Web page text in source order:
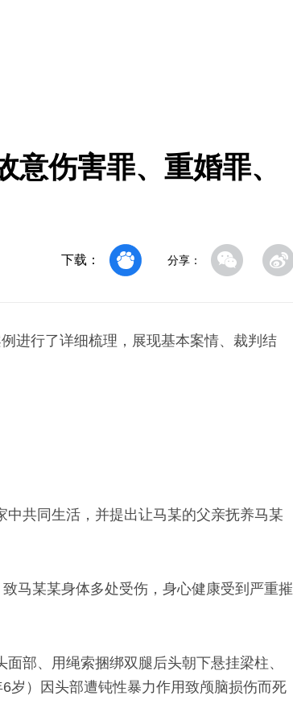
伤害罪、重婚罪、
下载： 分享：
进行了详细梳理，展现基本案情、裁判结
共同生活，并提出让马某的父亲抚养马某
马某某身体多处受伤，身心健康受到严重摧
部、用绳索捆绑双腿后头朝下悬挂梁柱、
岁）因头部遭钝性暴力作用致颅脑损伤而死